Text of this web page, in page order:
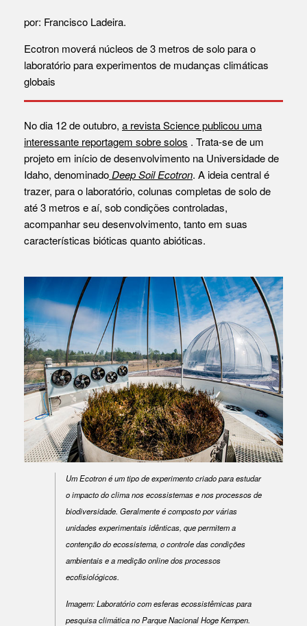
por: Francisco Ladeira.
Ecotron moverá núcleos de 3 metros de solo para o
laboratório para experimentos de mudanças climáticas
globais
No dia 12 de outubro, a revista Science publicou uma
interessante reportagem sobre solos . Trata-se de um
projeto em início de desenvolvimento na Universidade de
Idaho, denominadoDeep Soil Ecotron. A ideia central é
trazer, para o laboratório, colunas completas de solo de
até 3 metros e aí, sob condições controladas,
acompanhar seu desenvolvimento, tanto em suas
características bióticas quanto abióticas.
Um Ecotron é um tipo de experimento criado para estudar
o impacto do clima nos ecossistemas e nos processos de
biodiversidade. Geralmente é composto por várias
unidades experimentais idênticas, que permitem a
contenção do ecossistema, o controle das condições
ambientais e a medição online dos processos
ecofisiológicos.
Imagem: Laboratório com esferas ecossistêmicas para
pesquisa climática no Parque Nacional Hoge Kempen.